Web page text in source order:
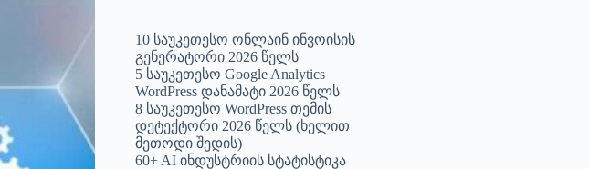
10 საუკეთესო ონლაინ ინვოისის
გენერატორი 2026 წელს
5 საუკეთესო Google Analytics
WordPress დანამატი 2026 წელს
8 საუკეთესო WordPress თემის
დეტექტორი 2026 წელს (ხელით
მეთოდი შედის)
60+ AI ინდუსტრიის სტატისტიკა